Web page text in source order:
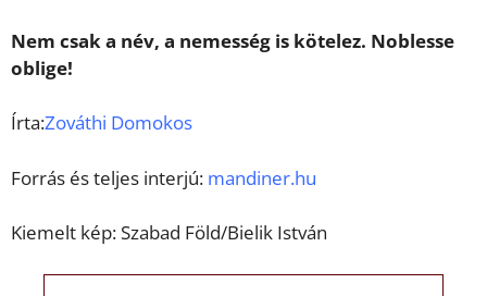
Nem csak a név, a nemesség is kötelez. Noblesse
oblige!
Írta:Zováthi Domokos
Forrás és teljes interjú: mandiner.hu
Kiemelt kép: Szabad Föld/Bielik István